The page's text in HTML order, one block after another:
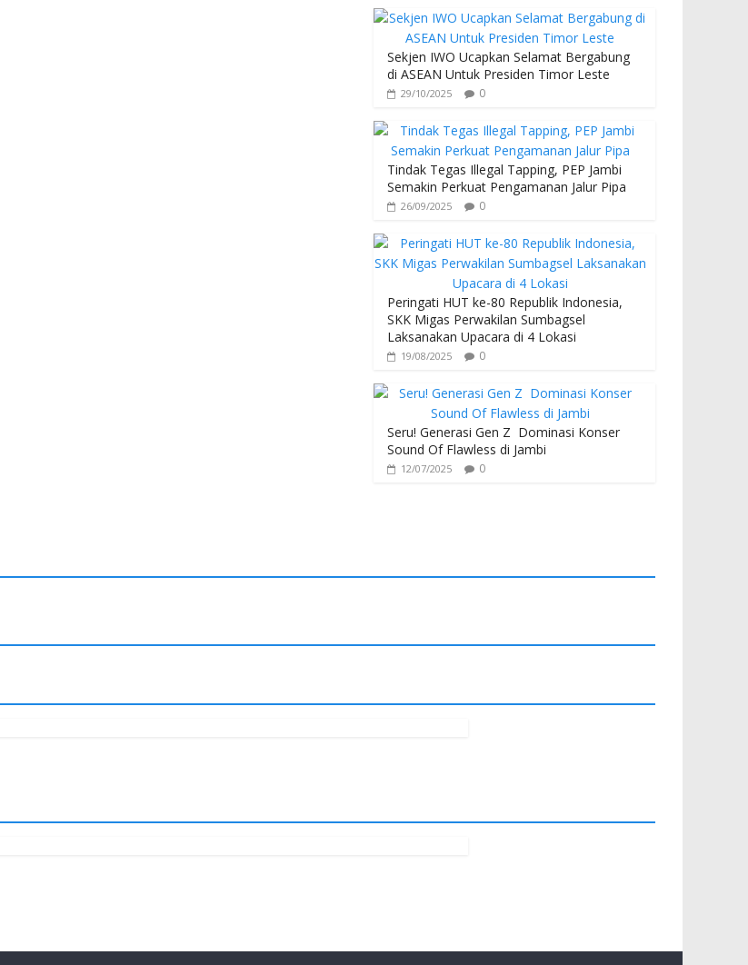
Sekjen IWO Ucapkan Selamat Bergabung
di ASEAN Untuk Presiden Timor Leste
29/10/2025 0
Tindak Tegas Illegal Tapping, PEP Jambi
Semakin Perkuat Pengamanan Jalur Pipa
26/09/2025 0
Peringati HUT ke-80 Republik Indonesia,
SKK Migas Perwakilan Sumbagsel
Laksanakan Upacara di 4 Lokasi
19/08/2025 0
Seru! Generasi Gen Z Dominasi Konser
Sound Of Flawless di Jambi
12/07/2025 0